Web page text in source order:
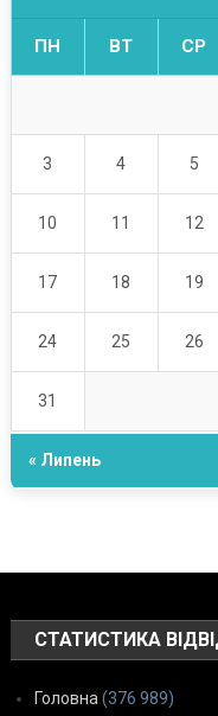
ПН ВТ СР
3 4 5
10 11 12
17 18 19
24 25 26
31
« Липень
СТАТИСТИКА
Головна (376 989)